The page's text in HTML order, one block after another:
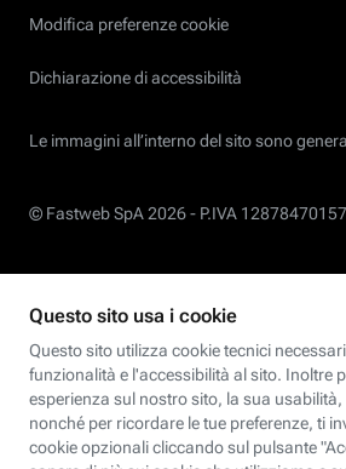
Modifica preferenze cookie
Dichiarazione di accessibilità
Le immagini all’interno del sito sono
© Fastweb SpA 2026 - P.IVA 12878470157